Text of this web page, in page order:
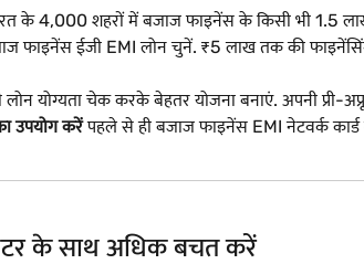
के 4,000 शहरों में बजाज फाइनेंस के किसी भी 1.5
ईजी EMI लोन चुनें. ₹5 लाख तक की फाइनेंसिंग
लोन योग्यता चेक करके बेहतर योजना बनाएं. अपनी प्री-
उपयोग करेंपहले से ही बजाज फाइनेंस EMI नेटवर्क
के साथ अधिक बचत करें